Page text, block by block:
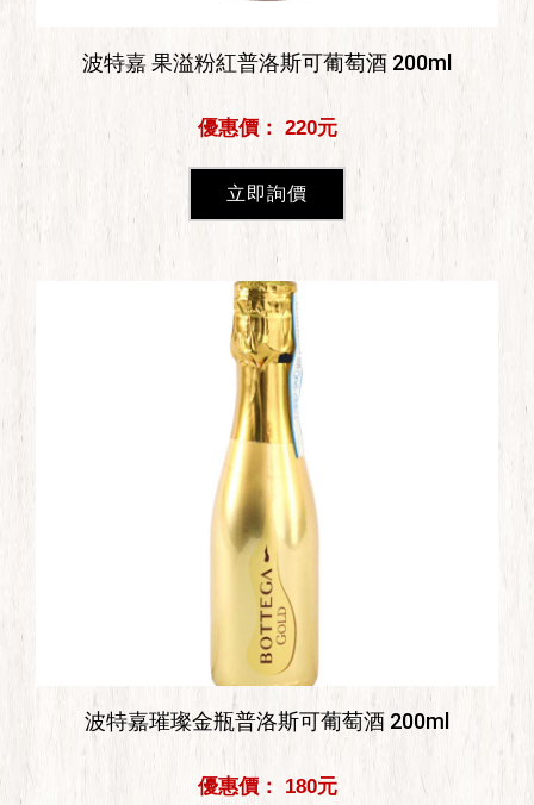
波特嘉 果溢粉紅普洛斯可葡萄酒 200ml
優惠價： 220元
立即詢價
波特嘉璀璨金瓶普洛斯可葡萄酒 200ml
優惠價： 180元